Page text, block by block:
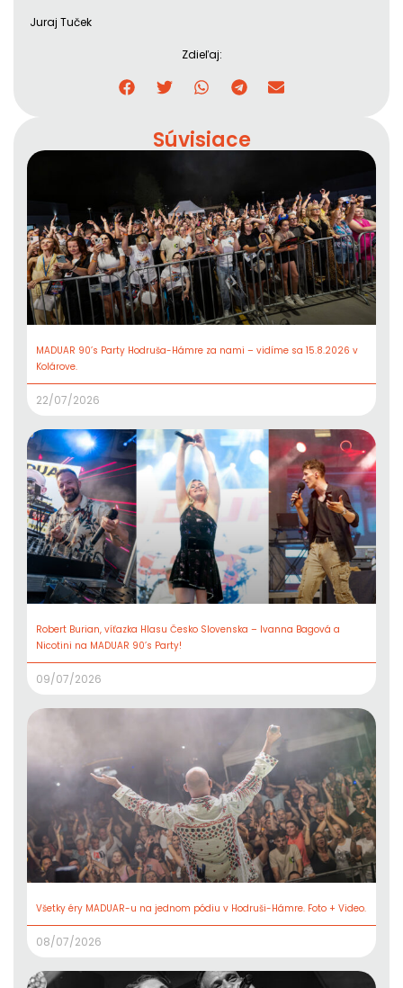
Juraj Tuček
Zdieľaj:
Súvisiace
MADUAR 90’s Party Hodruša-Hámre za nami – vidíme sa 15.8.2026 v
Kolárove.
22/07/2026
Robert Burian, víťazka Hlasu Česko Slovenska – Ivanna Bagová a
Nicotini na MADUAR 90’s Party!
09/07/2026
Všetky éry MADUAR-u na jednom pódiu v Hodruši-Hámre. Foto + Video.
08/07/2026